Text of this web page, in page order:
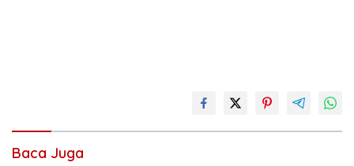
Baca Juga